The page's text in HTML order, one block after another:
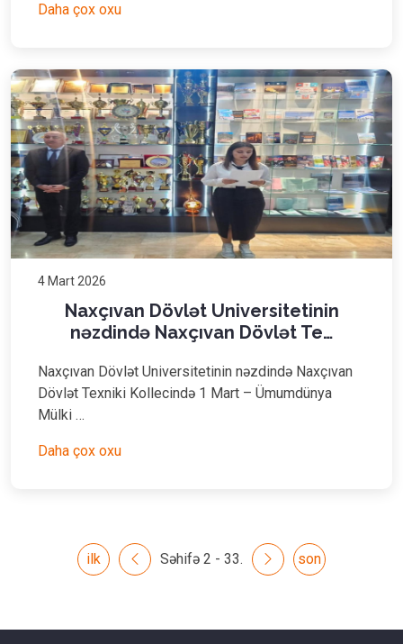
Daha çox oxu
4 Mart 2026
Naxçıvan Dövlət Universitetinin
nəzdində Naxçıvan Dövlət Te…
Naxçıvan Dövlət Universitetinin nəzdində Naxçıvan
Dövlət Texniki Kollecində 1 Mart – Ümumdünya
Mülki …
Daha çox oxu
ilk Səhifə 2 - 33. son